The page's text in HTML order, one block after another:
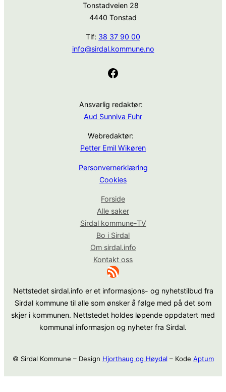
Tonstadveien 28
4440 Tonstad
Tlf: 38 37 90 00
info@sirdal.kommune.no
Facebook
Ansvarlig redaktør:
Aud Sunniva Fuhr
Webredaktør:
Petter Emil Wikøren
Personvernerklæring
Cookies
Forside
Alle saker
Sirdal kommune-TV
Bo i Sirdal
Om sirdal.info
Kontakt oss
RSS-strøm
Nettstedet sirdal.info er et informasjons- og nyhetstilbud fra
Sirdal kommune til alle som ønsker å følge med på det som
skjer i kommunen. Nettstedet holdes løpende oppdatert med
kommunal informasjon og nyheter fra Sirdal.
© Sirdal Kommune – Design Hjorthaug og Høydal – Kode Aptum